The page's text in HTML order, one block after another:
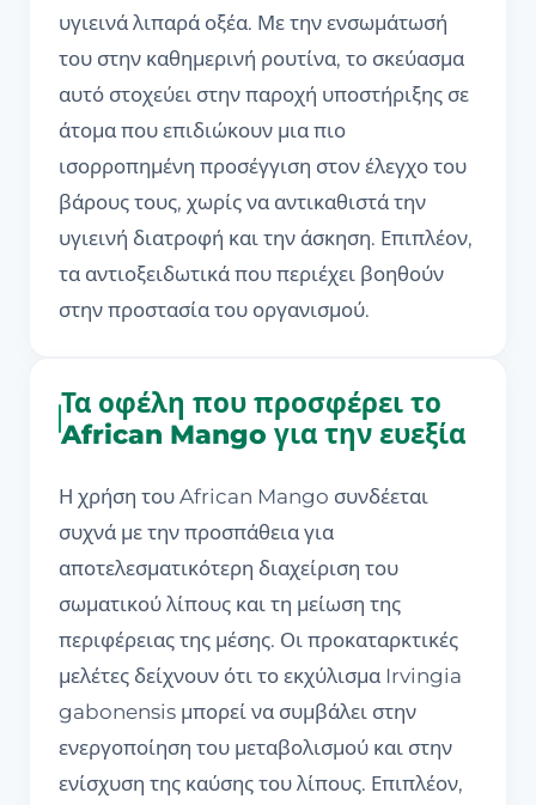
υγιεινά λιπαρά οξέα. Με την ενσωμάτωσή
του στην καθημερινή ρουτίνα, το σκεύασμα
αυτό στοχεύει στην παροχή υποστήριξης σε
άτομα που επιδιώκουν μια πιο
ισορροπημένη προσέγγιση στον έλεγχο του
βάρους τους, χωρίς να αντικαθιστά την
υγιεινή διατροφή και την άσκηση. Επιπλέον,
τα αντιοξειδωτικά που περιέχει βοηθούν
στην προστασία του οργανισμού.
Τα οφέλη που προσφέρει το
African Mango για την ευεξία
Η χρήση του African Mango συνδέεται
συχνά με την προσπάθεια για
αποτελεσματικότερη διαχείριση του
σωματικού λίπους και τη μείωση της
περιφέρειας της μέσης. Οι προκαταρκτικές
μελέτες δείχνουν ότι το εκχύλισμα Irvingia
gabonensis μπορεί να συμβάλει στην
ενεργοποίηση του μεταβολισμού και στην
ενίσχυση της καύσης του λίπους. Επιπλέον,